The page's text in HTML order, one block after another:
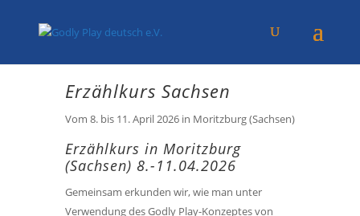
Erzählkurs Sachsen
Vom 8. bis 11. April 2026 in Moritzburg (Sachsen)
Erzählkurs in Moritzburg
(Sachsen) 8.-11.04.2026
Gemeinsam erkunden wir, wie man unter
Verwendung des Godly Play-Konzeptes von